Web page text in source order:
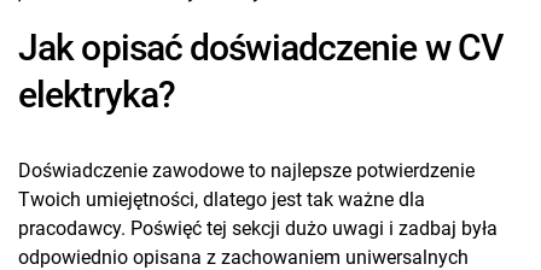
Jak opisać doświadczenie w CV
elektryka?
Doświadczenie zawodowe to najlepsze potwierdzenie
Twoich umiejętności, dlatego jest tak ważne dla
pracodawcy. Poświęć tej sekcji dużo uwagi i zadbaj była
odpowiednio opisana z zachowaniem uniwersalnych